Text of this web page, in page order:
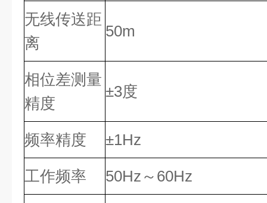
无线传送距
离
50m
相位差测量
精度
±3度
频率精度 ±1Hz
工作频率 50Hz～60Hz